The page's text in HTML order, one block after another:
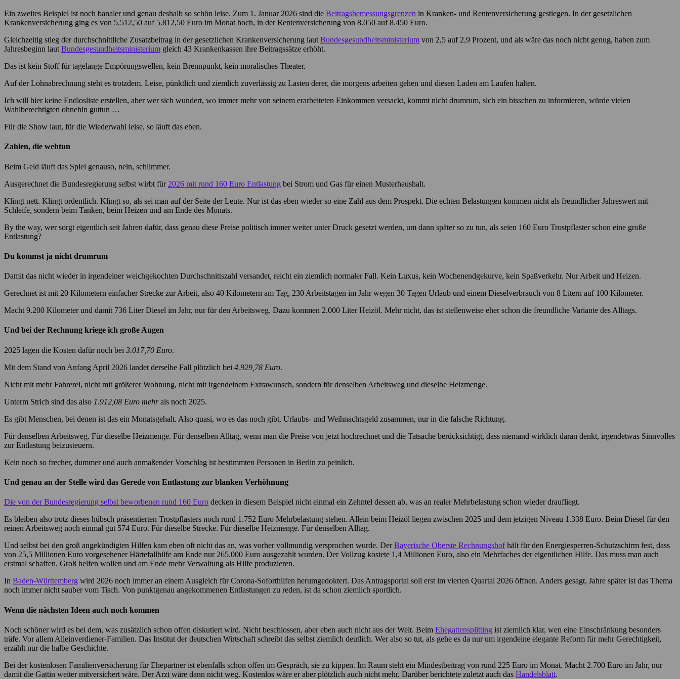
Ein zweites Beispiel ist noch banaler und genau deshalb so schön leise. Zum 1. Januar 2026 sind die Beitragsbemessungsgrenzen in Kranken- und Rentenversicherung gestiegen. In der gesetzlichen
Krankenversicherung ging es von 5.512,50 auf 5.812,50 Euro im Monat hoch, in der Rentenversicherung von 8.050 auf 8.450 Euro.
Gleichzeitig stieg der durchschnittliche Zusatzbeitrag in der gesetzlichen Krankenversicherung laut Bundesgesundheitsministerium von 2,5 auf 2,9 Prozent, und als wäre das noch nicht genug, haben zum
Jahresbeginn laut Bundesgesundheitsministerium gleich 43 Krankenkassen ihre Beitragssätze erhöht.
Das ist kein Stoff für tagelange Empörungswellen, kein Brennpunkt, kein moralisches Theater.
Auf der Lohnabrechnung steht es trotzdem. Leise, pünktlich und ziemlich zuverlässig zu Lasten derer, die morgens arbeiten gehen und diesen Laden am Laufen halten.
Ich will hier keine Endlosliste erstellen, aber wer sich wundert, wo immer mehr von seinem erarbeiteten Einkommen versackt, kommt nicht drumrum, sich ein bisschen zu informieren, würde vielen
Wahlberechtigten ohnehin guttun …
Für die Show laut, für die Wiederwahl leise, so läuft das eben.
Zahlen, die wehtun
Beim Geld läuft das Spiel genauso, nein, schlimmer.
Ausgerechnet die Bundesregierung selbst wirbt für 2026 mit rund 160 Euro Entlastung bei Strom und Gas für einen Musterhaushalt.
Klingt nett. Klingt ordentlich. Klingt so, als sei man auf der Seite der Leute. Nur ist das eben wieder so eine Zahl aus dem Prospekt. Die echten Belastungen kommen nicht als freundlicher Jahreswert mit
Schleife, sondern beim Tanken, beim Heizen und am Ende des Monats.
By the way, wer sorgt eigentlich seit Jahren dafür, dass genau diese Preise politisch immer weiter unter Druck gesetzt werden, um dann später so zu tun, als seien 160 Euro Trostpflaster schon eine große
Entlastung?
Du kommst ja nicht drumrum
Damit das nicht wieder in irgendeiner weichgekochten Durchschnittszahl versandet, reicht ein ziemlich normaler Fall. Kein Luxus, kein Wochenendgekurve, kein Spaßverkehr. Nur Arbeit und Heizen.
Gerechnet ist mit 20 Kilometern einfacher Strecke zur Arbeit, also 40 Kilometern am Tag, 230 Arbeitstagen im Jahr wegen 30 Tagen Urlaub und einem Dieselverbrauch von 8 Litern auf 100 Kilometer.
Macht 9.200 Kilometer und damit 736 Liter Diesel im Jahr, nur für den Arbeitsweg. Dazu kommen 2.000 Liter Heizöl. Mehr nicht, das ist stellenweise eher schon die freundliche Variante des Alltags.
Und bei der Rechnung kriege ich große Augen
2025 lagen die Kosten dafür noch bei 3.017,70 Euro.
Mit dem Stand von Anfang April 2026 landet derselbe Fall plötzlich bei 4.929,78 Euro.
Nicht mit mehr Fahrerei, nicht mit größerer Wohnung, nicht mit irgendeinem Extrawunsch, sondern für denselben Arbeitsweg und dieselbe Heizmenge.
Unterm Strich sind das also 1.912,08 Euro mehrals noch 2025.
Es gibt Menschen, bei denen ist das ein Monatsgehalt. Also quasi, wo es das noch gibt, Urlaubs- und Weihnachtsgeld zusammen, nur in die falsche Richtung.
Für denselben Arbeitsweg. Für dieselbe Heizmenge. Für denselben Alltag, wenn man die Preise von jetzt hochrechnet und die Tatsache berücksichtigt, dass niemand wirklich daran denkt, irgendetwas Sinnvolles
zur Entlastung beizusteuern.
Kein noch so frecher, dummer und auch anmaßender Vorschlag ist bestimmten Personen in Berlin zu peinlich.
Und genau an der Stelle wird das Gerede von Entlastung zur blanken Verhöhnung
Die von der Bundesregierung selbst beworbenen rund 160 Euro decken in diesem Beispiel nicht einmal ein Zehntel dessen ab, was an realer Mehrbelastung schon wieder draufliegt.
Es bleiben also trotz dieses hübsch präsentierten Trostpflasters noch rund 1.752 Euro Mehrbelastung stehen. Allein beim Heizöl liegen zwischen 2025 und dem jetzigen Niveau 1.338 Euro. Beim Diesel für den
reinen Arbeitsweg noch einmal gut 574 Euro. Für dieselbe Strecke. Für dieselbe Heizmenge. Für denselben Alltag.
Und selbst bei den groß angekündigten Hilfen kam eben oft nicht das an, was vorher vollmundig versprochen wurde. DerBayerische Oberste Rechnungshofhält für den Energiesperren-Schutzschirm fest, dass
von 25,5 Millionen Euro vorgesehener Härtefallhilfe am Ende nur 265.000 Euro ausgezahlt wurden. Der Vollzug kostete 1,4 Millionen Euro, also ein Mehrfaches der eigentlichen Hilfe. Das muss man auch
erstmal schaffen. Groß helfen wollen und am Ende mehr Verwaltung als Hilfe produzieren.
In Baden-Württemberg wird 2026 noch immer an einem Ausgleich für Corona-Soforthilfen herumgedoktert. Das Antragsportal soll erst im vierten Quartal 2026 öffnen. Anders gesagt, Jahre später ist das Thema
noch immer nicht sauber vom Tisch. Von punktgenau angekommenen Entlastungen zu reden, ist da schon ziemlich sportlich.
Wenn die nächsten Ideen auch noch kommen
Noch schöner wird es bei dem, was zusätzlich schon offen diskutiert wird. Nicht beschlossen, aber eben auch nicht aus der Welt. Beim Ehegattensplitting ist ziemlich klar, wen eine Einschränkung besonders
träfe. Vor allem Alleinverdiener-Familien. Das Institut der deutschen Wirtschaft schreibt das selbst ziemlich deutlich. Wer also so tut, als gehe es da nur um irgendeine elegante Reform für mehr Gerechtigkeit,
erzählt nur die halbe Geschichte.
Bei der kostenlosen Familienversicherung für Ehepartner ist ebenfalls schon offen im Gespräch, sie zu kippen. Im Raum steht ein Mindestbeitrag von rund 225 Euro im Monat. Macht 2.700 Euro im Jahr, nur
damit die Gattin weiter mitversichert wäre. Der Arzt wäre dann nicht weg. Kostenlos wäre er aber plötzlich auch nicht mehr. Darüber berichtete zuletzt auch das Handelsblatt.